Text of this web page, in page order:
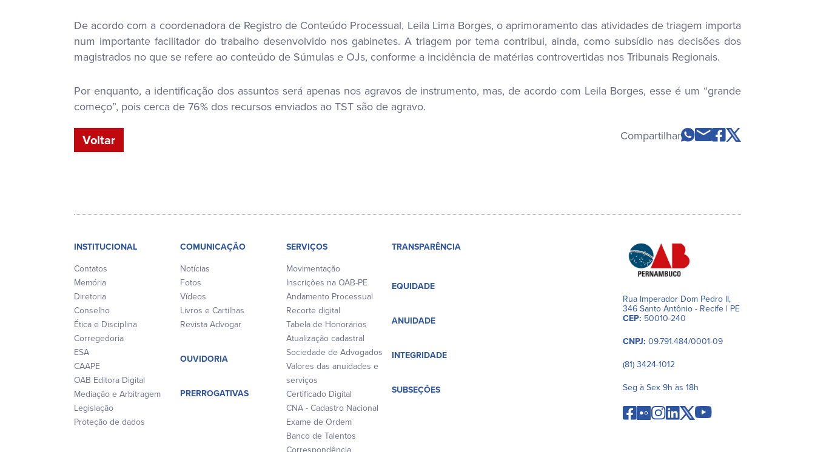
De acordo com a coordenadora de Registro de Conteúdo Processual, Leila Lima Borges, o aprimoramento das atividades de triagem importa
num importante facilitador do trabalho desenvolvido nos gabinetes. A triagem por tema contribui, ainda, como subsídio nas decisões dos
magistrados no que se refere ao conteúdo de Súmulas e OJs, conforme a incidência de matérias controvertidas nos Tribunais Regionais.
Por enquanto, a identificação dos assuntos será apenas nos agravos de instrumento, mas, de acordo com Leila Borges, esse é um “grande
começo”, pois cerca de 76% dos recursos enviados ao TST são de agravo.
Voltar Compartilhar
INSTITUCIONAL
Contatos
Memória
Diretoria
Conselho
Ética e Disciplina
Corregedoria
ESA
CAAPE
OAB Editora Digital
Mediação e Arbitragem
Legislação
Proteção de dados
COMUNICAÇÃO
Notícias
Fotos
Vídeos
Livros e Cartilhas
Revista Advogar
OUVIDORIA
PRERROGATIVAS
SERVIÇOS
Movimentação
Inscrições na OAB-PE
Andamento Processual
Recorte digital
Tabela de Honorários
Atualização cadastral
Sociedade de Advogados
Valores das anuidades e
serviços
Certificado Digital
CNA - Cadastro Nacional
Exame de Ordem
Banco de Talentos
TRANSPARÊNCIA
EQUIDADE
ANUIDADE
INTEGRIDADE
SUBSEÇÕES
Rua Imperador Dom Pedro II,
346 Santo Antônio - Recife | PE
CEP: 50010-240
CNPJ: 09.791.484/0001-09
(81) 3424-1012
Seg à Sex 9h às 18h